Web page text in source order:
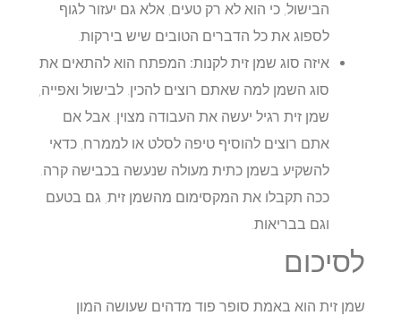
הבישול, כי הוא לא רק טעים, אלא גם יעזור לגוף
לספוג את כל הדברים הטובים שיש בירקות.
איזה סוג שמן זית לקנות:המפתח הוא להתאים את
סוג השמן למה שאתם רוצים להכין. לבישול ואפייה,
שמן זית רגיל יעשה את העבודה מצוין. אבל אם
אתם רוצים להוסיף טיפה לסלט או לממרח, כדאי
להשקיע בשמן כתית מעולה שנעשה בכבישה קרה.
ככה תקבלו את המקסימום מהשמן זית, גם בטעם
וגם בבריאות.
לסיכום
שמן זית הוא באמת סופר פוד מדהים שעושה המון